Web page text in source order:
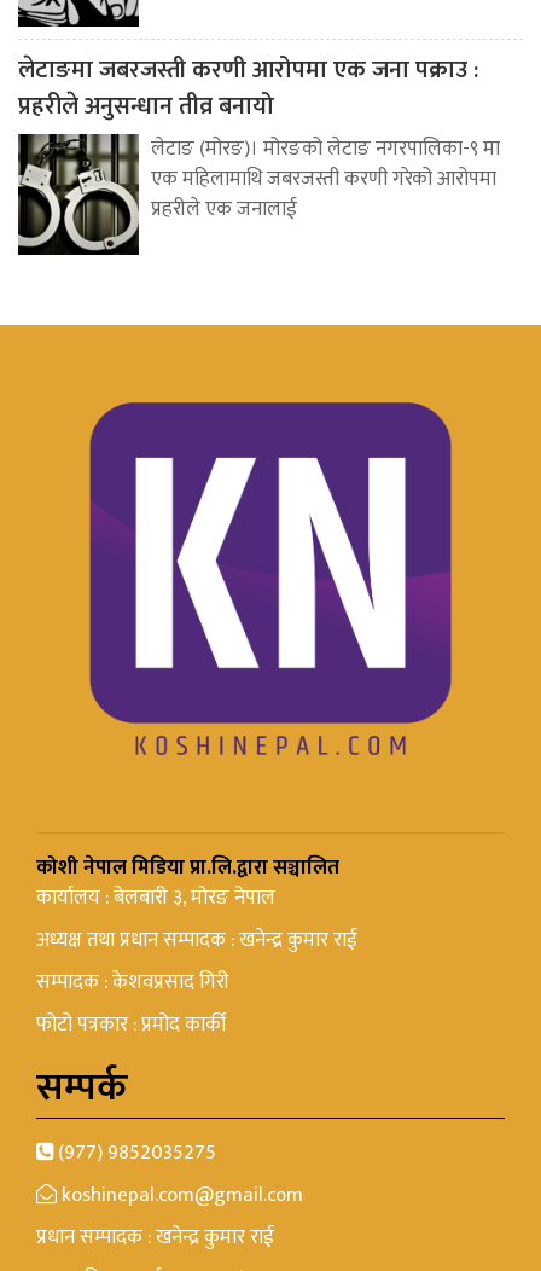
लेटाङमा जबरजस्ती करणी आरोपमा एक जना पक्राउ :
प्रहरीले अनुसन्धान तीव्र बनायो
लेटाङ (मोरङ)। मोरङको लेटाङ नगरपालिका-९ मा
एक महिलामाथि जबरजस्ती करणी गरेको आरोपमा
प्रहरीले एक जनालाई
कोशी नेपाल मिडिया प्रा.लि.द्वारा सञ्चालित
कार्यालय : बेलबारी ३, मोरङ नेपाल
अध्यक्ष तथा प्रधान सम्पादक : खनेन्द्र कुमार राई
सम्पादक : केशवप्रसाद गिरी
फोटो पत्रकार : प्रमोद कार्की
सम्पर्क
(977) 9852035275
koshinepal.com@gmail.com
प्रधान सम्पादक : खनेन्द्र कुमार राई